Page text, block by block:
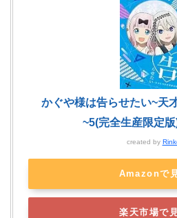
かぐや様は告らせたい~天
~5(完全生産限定
created by
Amazonで
楽天市場で